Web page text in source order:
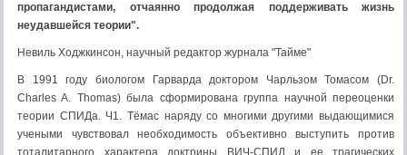
пропагандистами, отчаянно продолжая поддерживать жизнь
неудавшейся теории".
Невиль Ходжкинсон, научный редактор журнала "Тайме"
В 1991 году биологом Гарварда доктором Чарльзом Томасом (Dr.
Charles A. Thomas) была сформирована группа научной переоценки
теории СПИДа. Ч1. Тёмас наряду со многими другими выдающимися
учеными чувствовал необходимость объективно выступить против
тоталитарного характера доктрины ВИЧ-СПИД и ее трагических